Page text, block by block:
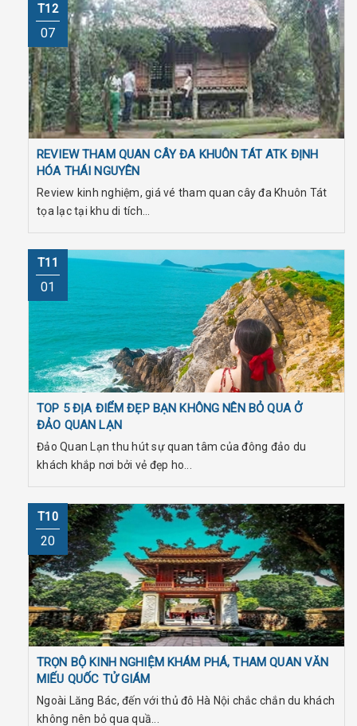
T12
07
REVIEW THAM QUAN CÂY ĐA KHUÔN TÁT ATK ĐỊNH
HÓA THÁI NGUYÊN
Review kinh nghiệm, giá vé tham quan cây đa Khuôn Tát
tọa lạc tại khu di tích...
T11
01
TOP 5 ĐỊA ĐIỂM ĐẸP BẠN KHÔNG NÊN BỎ QUA Ở
ĐẢO QUAN LẠN
Đảo Quan Lạn thu hút sự quan tâm của đông đảo du
khách khắp nơi bởi vẻ đẹp ho...
T10
20
TRỌN BỘ KINH NGHIỆM KHÁM PHÁ, THAM QUAN VĂN
MIẾU QUỐC TỬ GIÁM
Ngoài Lăng Bác, đến với thủ đô Hà Nội chắc chắn du khách
không nên bỏ qua quầ...